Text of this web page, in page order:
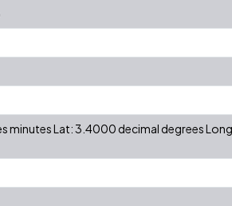
minutes Lat: 3.4000 decimal degrees